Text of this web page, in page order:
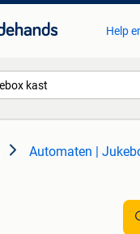
Help
Automaten |